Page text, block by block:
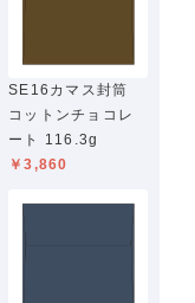
SE16カマス封筒
コットンチョコレ
ート 116.3g
￥3,860